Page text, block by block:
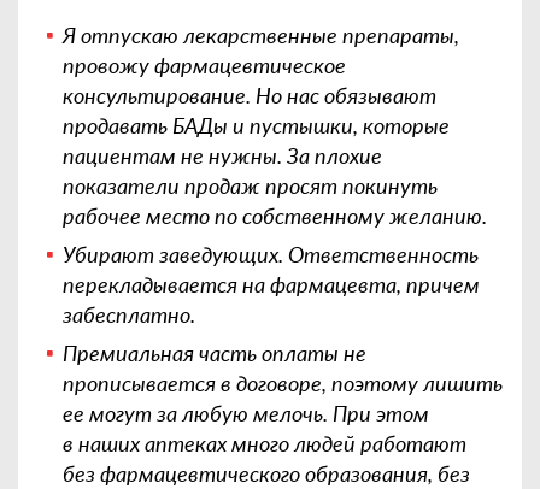
Я отпускаю лекарственные препараты,
провожу фармацевтическое
консультирование. Но нас обязывают
продавать БАДы и пустышки, которые
пациентам не нужны. За плохие
показатели продаж просят покинуть
рабочее место по собственному желанию.
Убирают заведующих. Ответственность
перекладывается на фармацевта, причем
забесплатно.
Премиальная часть оплаты не
прописывается в договоре, поэтому лишить
ее могут за любую мелочь. При этом
в наших аптеках много людей работают
без фармацевтического образования, без